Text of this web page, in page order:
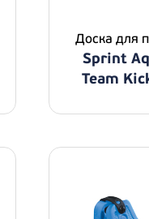
Доска для
Sprint
Team